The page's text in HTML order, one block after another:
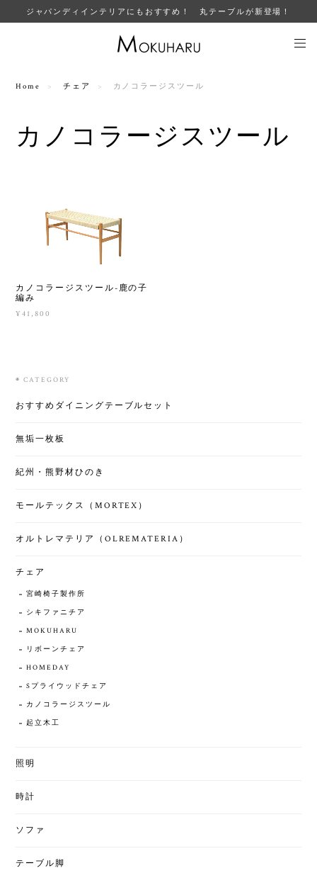
ジャパンディインテリアにもおすすめ！ 丸テーブルが新登場！
Home チェア カノコラージスツール
カノコラージスツール
カノコラージスツール-鹿の子
編み
¥41,800
◉ CATEGORY
おすすめダイニングテーブルセット
無垢一枚板
紀州・熊野材ひのき
モールテックス（MORTEX）
オルトレマテリア（OLREMATERIA）
チェア
宮崎椅子製作所
シキファニチア
MOKUHARU
リボーンチェア
HOMEDAY
Sプライウッドチェア
カノコラージスツール
起立木工
照明
時計
ソファ
テーブル脚